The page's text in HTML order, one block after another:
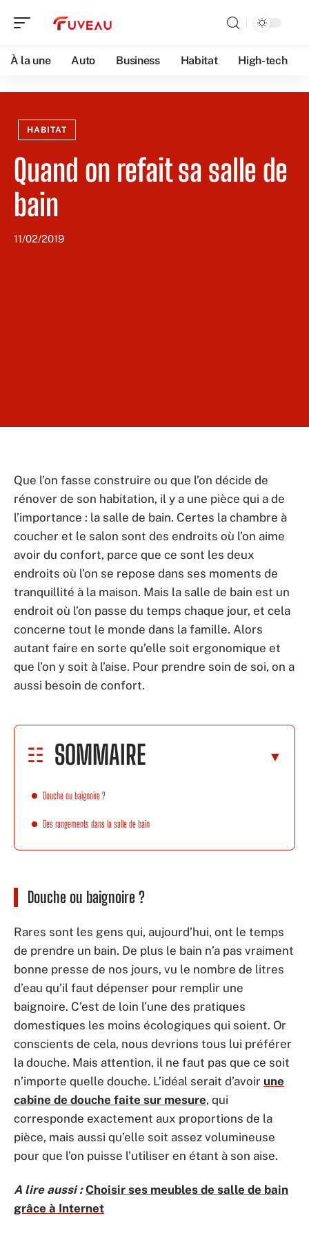
À la une Auto Business Habitat High-tech
HABITAT
Quand on refait sa salle de
bain
11/02/2019
Que l’on fasse construire ou que l’on décide de
rénover de son habitation, il y a une pièce qui a de
l’importance : la salle de bain. Certes la chambre à
coucher et le salon sont des endroits où l’on aime
avoir du confort, parce que ce sont les deux
endroits où l’on se repose dans ses moments de
tranquillité à la maison. Mais la salle de bain est un
endroit où l’on passe du temps chaque jour, et cela
concerne tout le monde dans la famille. Alors
autant faire en sorte qu’elle soit ergonomique et
que l’on y soit à l’aise. Pour prendre soin de soi, on a
aussi besoin de confort.
SOMMAIRE
Douche ou baignoire ?
Des rangements dans la salle de bain
Douche ou baignoire ?
Rares sont les gens qui, aujourd’hui, ont le temps
de prendre un bain. De plus le bain n’a pas vraiment
bonne presse de nos jours, vu le nombre de litres
d’eau qu’il faut dépenser pour remplir une
baignoire. C’est de loin l’une des pratiques
domestiques les moins écologiques qui soient. Or
conscients de cela, nous devrions tous lui préférer
la douche. Mais attention, il ne faut pas que ce soit
n’importe quelle douche. L’idéal serait d’avoir une
cabine de douche faite sur mesure, qui
corresponde exactement aux proportions de la
pièce, mais aussi qu’elle soit assez volumineuse
pour que l’on puisse l’utiliser en étant à son aise.
A lire aussi : Choisir ses meubles de salle de bain
grâce à Internet